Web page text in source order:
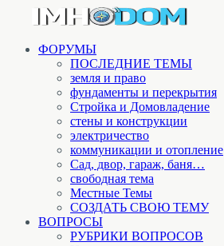
ФОРУМЫ
ПОСЛЕДНИЕ ТЕМЫ
земля и право
фундаменты и перекрытия
Стройка и Домовладение
стены и конструкции
электричество
коммуникации и отопление
Cад, двор, гараж, баня…
свободная тема
Местные Темы
СОЗДАТЬ СВОЮ ТЕМУ
ВОПРОСЫ
РУБРИКИ ВОПРОСОВ